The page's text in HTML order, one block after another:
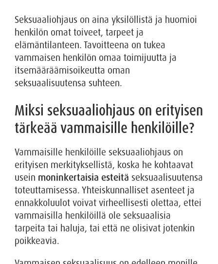
Seksuaaliohjaus on aina yksilöllistä ja huomioi
henkilön omat toiveet, tarpeet ja
elämäntilanteen. Tavoitteena on tukea
vammaisen henkilön omaa toimijuutta ja
itsemääräämisoikeutta oman
seksuaalisuutensa suhteen.
Miksi seksuaaliohjaus on erityisen
tärkeää vammaisille henkilöille?
Vammaisille henkilöille seksuaaliohjaus on
erityisen merkityksellistä, koska he kohtaavat
usein moninkertaisia esteitä seksuaalisuutensa
toteuttamisessa. Yhteiskunnalliset asenteet ja
ennakkoluulot voivat virheellisesti olettaa, ettei
vammaisilla henkilöillä ole seksuaalisia
tarpeita tai haluja, tai että ne olisivat jotenkin
poikkeavia.